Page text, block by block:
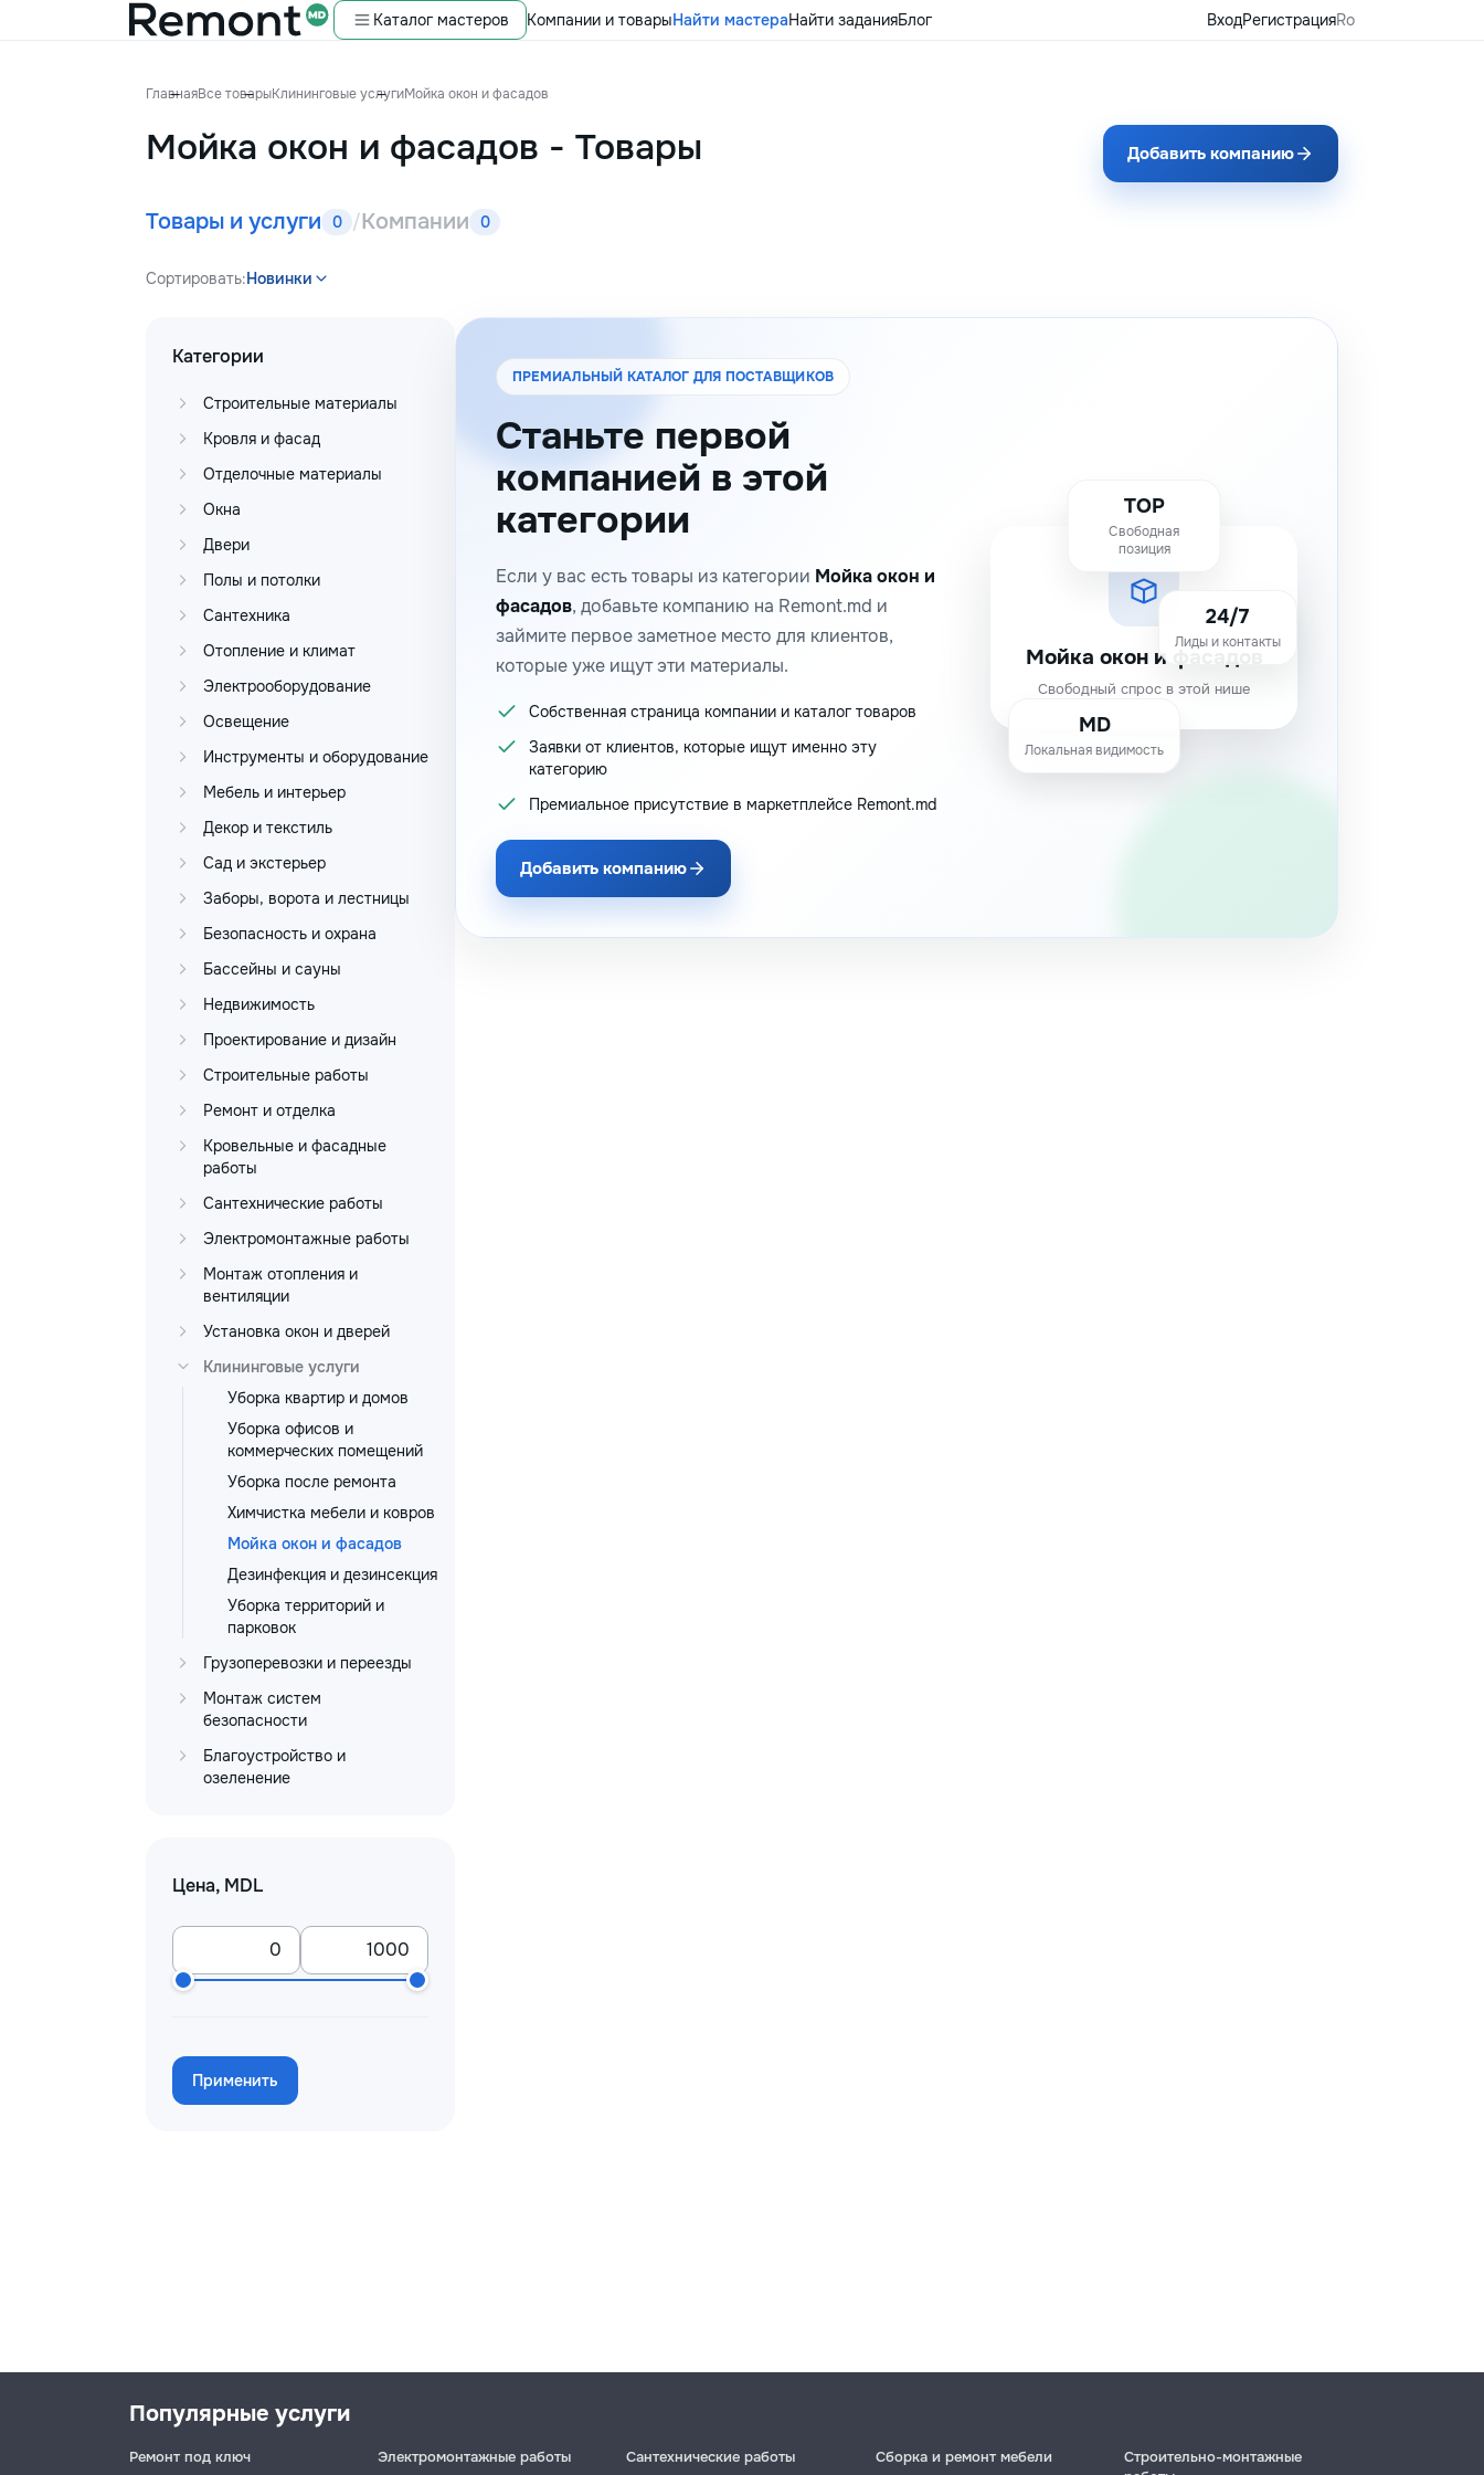
Каталог мастеров Компании и товарыНайти мастераНайти заданияБлог ВходРегистрацияRo
ГлавнаяВсе товарыКлининговые услугиМойка окон и фасадов
Мойка окон и фасадов - Товары Добавить компанию
Товары и услуги 0 /Компании 0
Сортировать:Новинки
Категории
Строительные материалы
Кровля и фасад
Отделочные материалы
Окна
Двери
Полы и потолки
Сантехника
Отопление и климат
Электрооборудование
Освещение
Инструменты и оборудование
Мебель и интерьер
Декор и текстиль
Сад и экстерьер
Заборы, ворота и лестницы
Безопасность и охрана
Бассейны и сауны
Недвижимость
Проектирование и дизайн
Строительные работы
Ремонт и отделка
Кровельные и фасадные
работы
Сантехнические работы
Электромонтажные работы
Монтаж отопления и
вентиляции
Установка окон и дверей
Клининговые услуги
Уборка квартир и домов
Уборка офисов и
коммерческих помещений
Уборка после ремонта
Химчистка мебели и ковров
Мойка окон и фасадов
Дезинфекция и дезинсекция
Уборка территорий и
парковок
Грузоперевозки и переезды
Монтаж систем
безопасности
Благоустройство и
озеленение
Цена, MDL
Применить
ПРЕМИАЛЬНЫЙ КАТАЛОГ ДЛЯ ПОСТАВЩИКОВ
Станьте первой
компанией в этой
категории
Если у вас есть товары из категории Мойка окон и
фасадов, добавьте компанию на Remont.md и
займите первое заметное место для клиентов,
которые уже ищут эти материалы.
Собственная страница компании и каталог товаров
Заявки от клиентов, которые ищут именно эту
категорию
Премиальное присутствие в маркетплейсе Remont.md
Добавить компанию
Мойка окон и фасадов
Свободный спрос в этой нише
TOP
Свободная
позиция
24/7
Лиды и контакты
MD
Локальная видимость
Популярные услуги
Ремонт под ключ
Электромонтажные работы
Сантехнические работы
Сборка и ремонт мебели
Строительно-монтажные